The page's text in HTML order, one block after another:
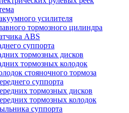
усилителя
тормозного цилиндра
ABS
суппорта
тормозных дисков
тормозных колодок
стояночного тормоза
суппорта
тормозных дисков
тормозных колодок
суппорта